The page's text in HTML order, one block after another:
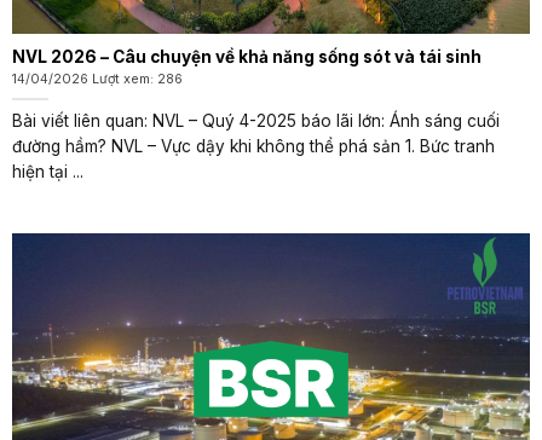
NVL 2026 – Câu chuyện về khả năng sống sót và tái sinh
14/04/2026 Lượt xem: 286
Bài viết liên quan: NVL – Quý 4-2025 báo lãi lớn: Ánh sáng cuối
đường hầm? NVL – Vực dậy khi không thể phá sản 1. Bức tranh
hiện tại ...